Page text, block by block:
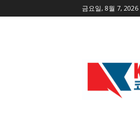
금요일, 8월 7, 2026